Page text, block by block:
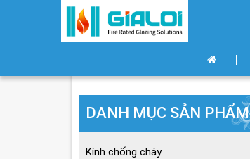
DANH MỤC SẢN PHẨM
Kính chống cháy